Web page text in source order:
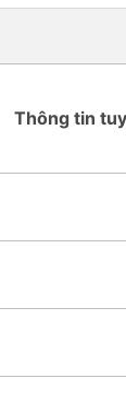
Thông tin